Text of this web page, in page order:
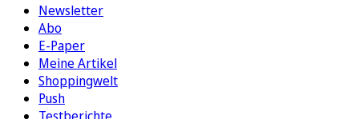
Newsletter
Abo
E-Paper
Meine Artikel
Shoppingwelt
Push